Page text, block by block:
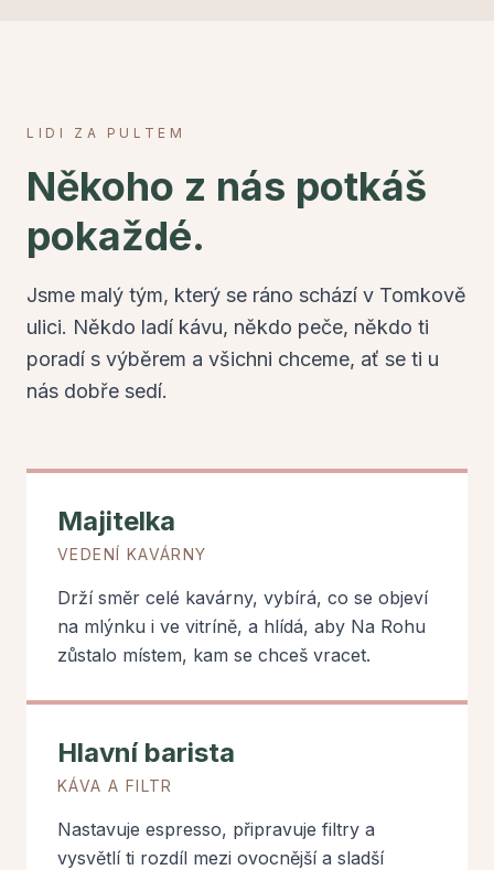
LIDI ZA PULTEM
Někoho z nás potkáš
pokaždé.
Jsme malý tým, který se ráno schází v Tomkově
ulici. Někdo ladí kávu, někdo peče, někdo ti
poradí s výběrem a všichni chceme, ať se ti u
nás dobře sedí.
Majitelka
VEDENÍ KAVÁRNY
Drží směr celé kavárny, vybírá, co se objeví
na mlýnku i ve vitríně, a hlídá, aby Na Rohu
zůstalo místem, kam se chceš vracet.
Hlavní barista
KÁVA A FILTR
Nastavuje espresso, připravuje filtry a
vysvětlí ti rozdíl mezi ovocnější a sladší